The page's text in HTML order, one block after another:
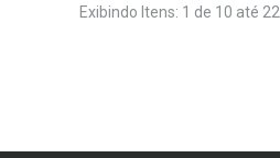
Exibindo Itens: 1 de 10 até 22